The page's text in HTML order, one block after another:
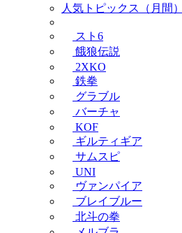
人気トピックス（月間）
スト6
餓狼伝説
2XKO
鉄拳
グラブル
バーチャ
KOF
ギルティギア
サムスピ
UNI
ヴァンパイア
ブレイブルー
北斗の拳